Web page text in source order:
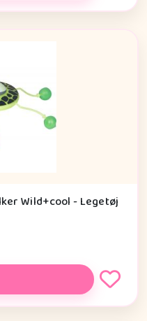
Wild+cool - Legetøj